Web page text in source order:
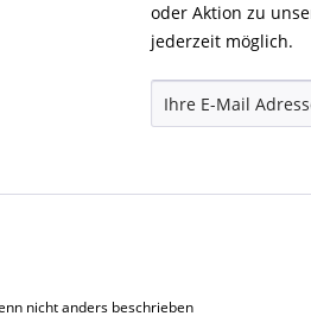
oder Aktion zu
jederzeit möglich.
nicht anders beschrieben